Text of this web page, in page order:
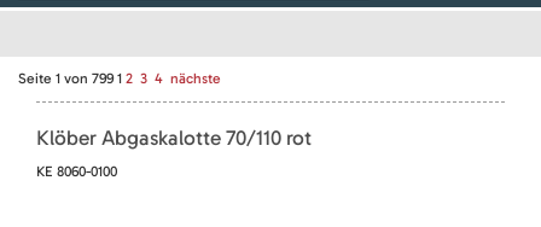
Seite 1 von 799 1 2 3 4 nächste
Klöber Abgaskalotte 70/110 rot
KE 8060-0100